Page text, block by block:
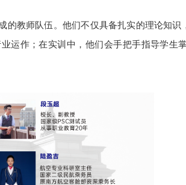
的教师队伍。他们不仅具备扎实的理论知
运作；在实训中，他们会手把手指导学生